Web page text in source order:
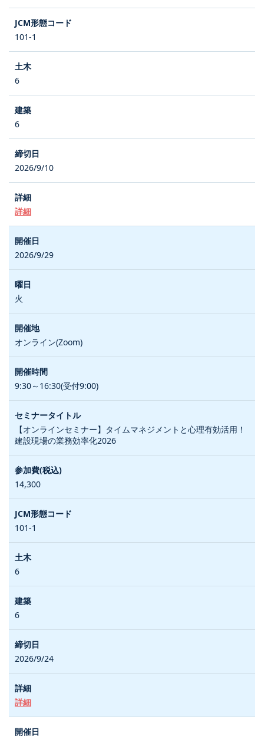
101-1
6
6
2026/9/10
詳細
2026/9/29
火
オンライン(Zoom)
9:30～16:30(受付9:00)
【オンラインセミナー】タイムマネジメントと心理有効活用！
建設現場の業務効率化2026
14,300
101-1
6
6
2026/9/24
詳細